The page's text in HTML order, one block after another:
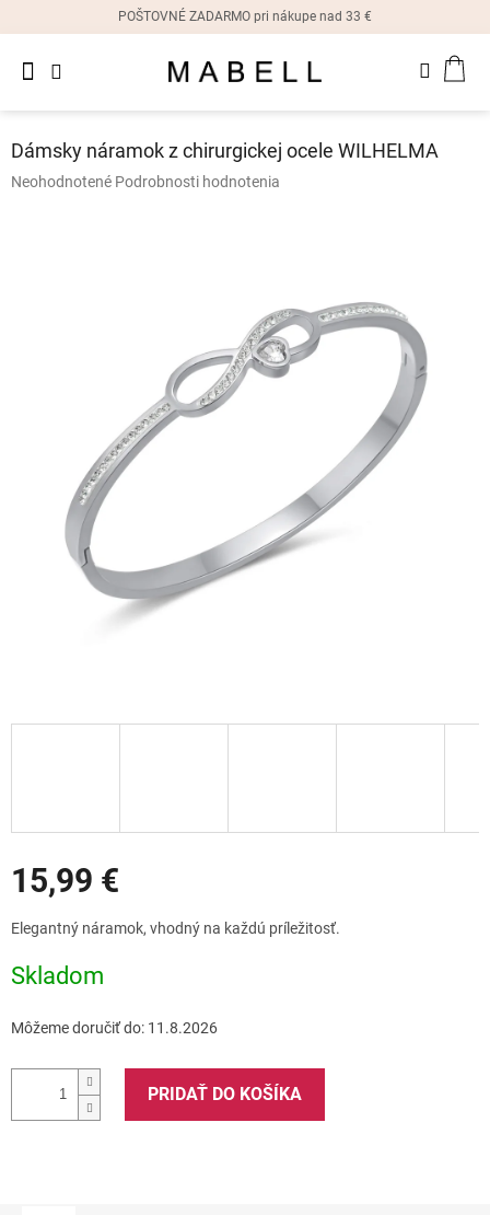
POŠTOVNÉ ZADARMO pri nákupe nad 33 €
Dámske
náušnice
Dámsky náramok z chirurgickej ocele WILHELMA
Priemerné
Neohodnotené Podrobnosti hodnotenia
15,99 €
cena:
Elegantný náramok, vhodný na každú príležitosť.
Skladom
Môžeme doručiť do: 11.8.2026
PRIDAŤ DO KOŠÍKA